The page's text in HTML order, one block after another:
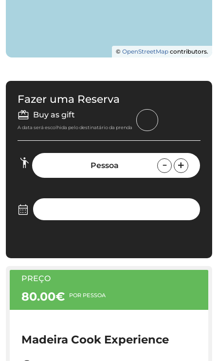
© OpenStreetMap contributors.
Fazer uma Reserva
Buy as gift
A data será escolhida pelo destinatário da prenda
Pessoa
PREÇO
80.00€ POR PESSOA
Madeira Cook Experience